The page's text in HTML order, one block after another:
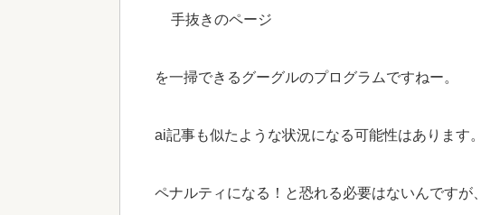
手抜きのページ
を一掃できるグーグルのプログラムですねー。
ai記事も似たような状況になる可能性はあります。
ペナルティになる！と恐れる必要はないんですが、